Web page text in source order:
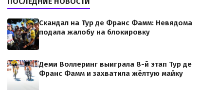
Скандал на Тур де Франс Фамм: Невядома
подала жалобу на блокировку
Деми Воллеринг выиграла 8-й этап Тур де
Франс Фамм и захватила жёлтую майку